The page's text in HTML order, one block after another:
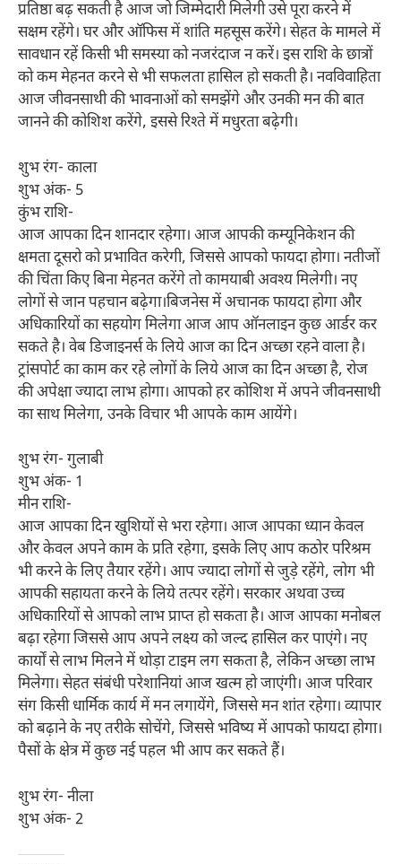
प्रतिष्ठा बढ़ सकती है आज जो जिम्मेदारी मिलेगी उसे पूरा करने में
सक्षम रहेंगे। घर और ऑफिस में शांति महसूस करेंगे। सेहत के मामले में
सावधान रहें किसी भी समस्या को नजरंदाज न करें। इस राशि के छात्रों
को कम मेहनत करने से भी सफलता हासिल हो सकती है। नवविवाहिता
आज जीवनसाथी की भावनाओं को समझेंगे और उनकी मन की बात
जानने की कोशिश करेंगे, इससे रिश्ते में मधुरता बढ़ेगी।
शुभ रंग- काला
शुभ अंक- 5
कुंभ राशि-
आज आपका दिन शानदार रहेगा। आज आपकी कम्यूनिकेशन की
क्षमता दूसरो को प्रभावित करेगी, जिससे आपको फायदा होगा। नतीजों
की चिंता किए बिना मेहनत करेंगे तो कामयाबी अवश्य मिलेगी। नए
लोगों से जान पहचान बढ़ेगा।बिजनेस में अचानक फायदा होगा और
अधिकारियों का सहयोग मिलेगा आज आप ऑनलाइन कुछ आर्डर कर
सकते है। वेब डिजाइनर्स के लिये आज का दिन अच्छा रहने वाला है।
ट्रांसपोर्ट का काम कर रहे लोगों के लिये आज का दिन अच्छा है, रोज
की अपेक्षा ज्यादा लाभ होगा। आपको हर कोशिश में अपने जीवनसाथी
का साथ मिलेगा, उनके विचार भी आपके काम आयेंगे।
शुभ रंग- गुलाबी
शुभ अंक- 1
मीन राशि-
आज आपका दिन खुशियों से भरा रहेगा। आज आपका ध्यान केवल
और केवल अपने काम के प्रति रहेगा, इसके लिए आप कठोर परिश्रम
भी करने के लिए तैयार रहेंगे। आप ज्यादा लोगों से जुड़े रहेंगे, लोग भी
आपकी सहायता करने के लिये तत्पर रहेंगे। सरकार अथवा उच्च
अधिकारियों से आपको लाभ प्राप्त हो सकता है। आज आपका मनोबल
बढ़ा रहेगा जिससे आप अपने लक्ष्य को जल्द हासिल कर पाएंगे। नए
कार्यों से लाभ मिलने में थोड़ा टाइम लग सकता है, लेकिन अच्छा लाभ
मिलेगा। सेहत संबंधी परेशानियां आज खत्म हो जाएंगी। आज परिवार
संग किसी धार्मिक कार्य में मन लगायेंगे, जिससे मन शांत रहेगा। व्यापार
को बढ़ाने के नए तरीके सोचेंगे, जिससे भविष्य में आपको फायदा होगा।
पैसों के क्षेत्र में कुछ नई पहल भी आप कर सकते हैं।
शुभ रंग- नीला
शुभ अंक- 2